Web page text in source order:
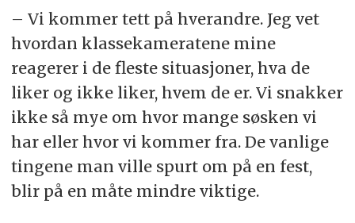
– Vi kommer tett på hverandre. Jeg vet
hvordan klassekameratene mine
reagerer i de fleste situasjoner, hva de
liker og ikke liker, hvem de er. Vi snakker
ikke så mye om hvor mange søsken vi
har eller hvor vi kommer fra. De vanlige
tingene man ville spurt om på en fest,
blir på en måte mindre viktige.